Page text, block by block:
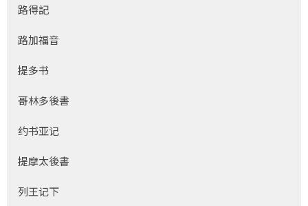
路得記
路加福音
提多书
哥林多後書
约书亚记
提摩太後書
列王记下